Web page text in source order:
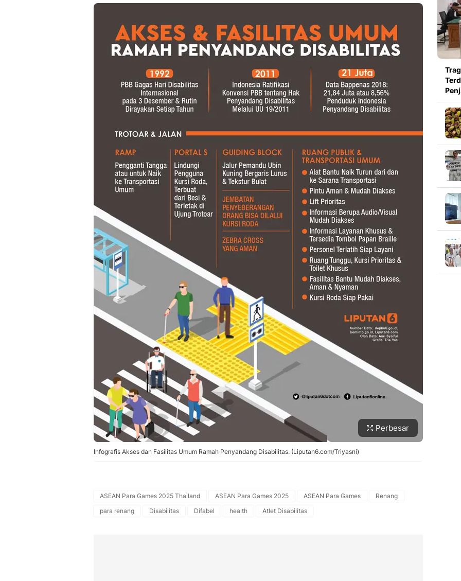
Perbesar
Infografis Akses dan Fasilitas Umum Ramah Penyandang Disabilitas. (Liputan6.com/Triyasni)
ASEAN Para Games 2025 Thailand ASEAN Para Games 2025 ASEAN Para Games
Renang
para renang
Disabilitas Difabel health Atlet Disabilitas